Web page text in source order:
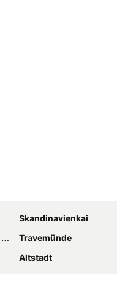
Skandinavienkai
Travemünde
Altstadt